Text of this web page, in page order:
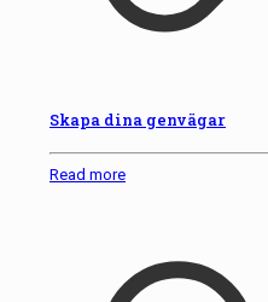
Skapa dina genvägar
Read more